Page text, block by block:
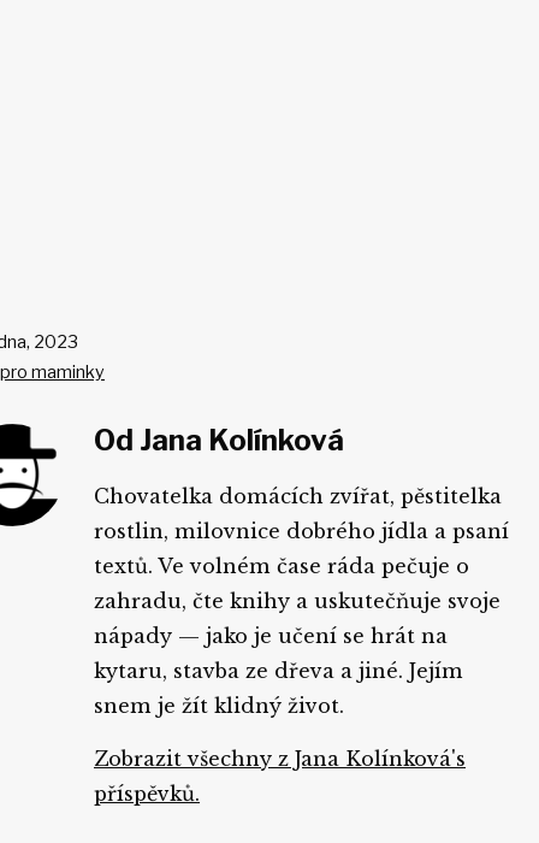
2023
maminky
Od Jana Kolínková
Chovatelka domácích zvířat, pěstitelka
rostlin, milovnice dobrého jídla a psaní
textů. Ve volném čase ráda pečuje o
zahradu, čte knihy a uskutečňuje svoje
nápady — jako je učení se hrát na
kytaru, stavba ze dřeva a jiné. Jejím
snem je žít klidný život.
Zobrazit všechny z Jana Kolínková's
příspěvků.